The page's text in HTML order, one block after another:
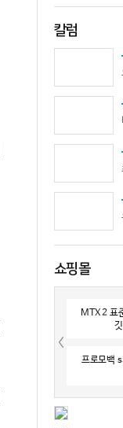
왜 갑자기 심판
하 발언에......답
"도" 는 지키시
나오지 않도록
야 함은 확실합
좋게만 보지 말
못하는 건 고치
도 못하고 일방
좋지 않습니다.
고 다른 생각 없이 오로지 품새 판정에만 집중 하도
칼럼
쇼핑몰
MTX 2 표
깃
프로모백